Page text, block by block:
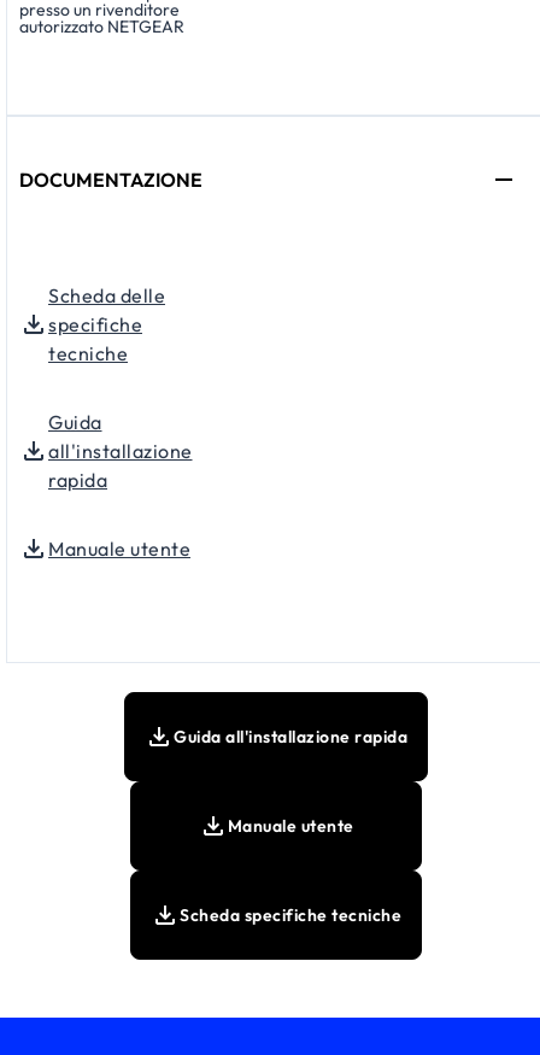
presso un rivenditore
autorizzato NETGEAR
DOCUMENTAZIONE
Scheda delle
specifiche
tecniche
Guida
all'installazione
rapida
Manuale utente
Guida all'installazione rapida
Manuale utente
Scheda specifiche tecniche